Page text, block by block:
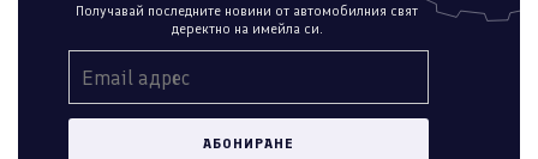
Получавай последните новини от автомобилния свят
деректно на имейла си.